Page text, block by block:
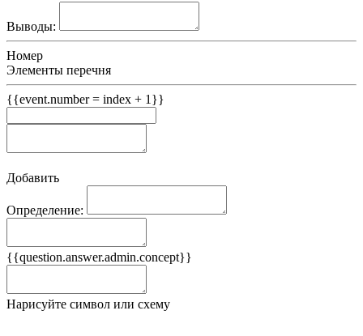
Выводы:
Номер
Элементы перечня
{{event.number = index + 1}}
Добавить
Определение:
{{question.answer.admin.concept}}
Нарисуйте символ или схему